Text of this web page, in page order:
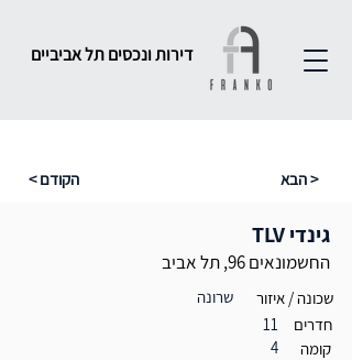
דירות ונכסים תל אביביים
< הקודם הבא >
גינדי TLV
החשמונאים 96, תל אביב
שכונה / איזור
שרונה
חדרים
11
קומה
4